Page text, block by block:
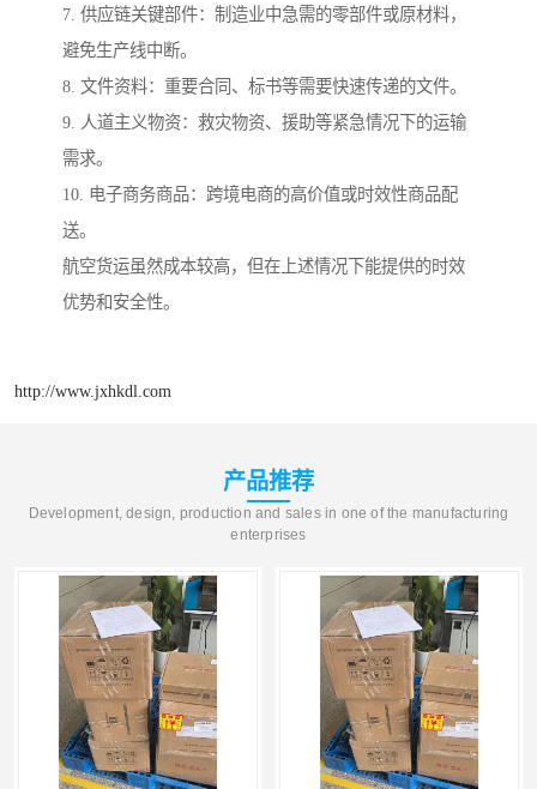
7. 供应链关键部件：制造业中急需的零部件或原材料，
避免生产线中断。
8. 文件资料：重要合同、标书等需要快速传递的文件。
9. 人道主义物资：救灾物资、援助等紧急情况下的运输
需求。
10. 电子商务商品：跨境电商的高价值或时效性商品配
送。
航空货运虽然成本较高，但在上述情况下能提供的时效
优势和安全性。
http://www.jxhkdl.com
产品推荐
Development, design, production and sales in one of the manufacturing
enterprises